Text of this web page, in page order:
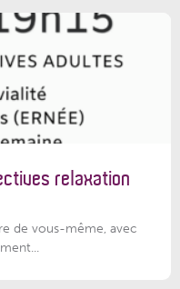
relaxation
de vous-même, avec